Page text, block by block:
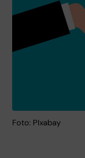
Foto: PIxabay